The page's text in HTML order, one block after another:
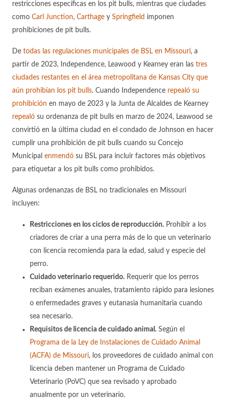
restricciones específicas en los pit bulls, mientras que ciudades
como Carl Junction, Carthage y Springfield imponen
prohibiciones de pit bulls.
De todas las regulaciones municipales de BSL en Missouri, a
partir de 2023, Independence, Leawood y Kearney eran las tres
ciudades restantes en el área metropolitana de Kansas City que
aún prohibían los pit bulls. Cuando Independence repealó su
prohibición en mayo de 2023 y la Junta de Alcaldes de Kearney
repealó su ordenanza de pit bulls en marzo de 2024, Leawood se
convirtió en la última ciudad en el condado de Johnson en hacer
cumplir una prohibición de pit bulls cuando su Concejo
Municipal enmendó su BSL para incluir factores más objetivos
para etiquetar a los pit bulls como prohibidos.
Algunas ordenanzas de BSL no tradicionales en Missouri
incluyen:
Restricciones en los ciclos de reproducción. Prohibir a los
criadores de criar a una perra más de lo que un veterinario
con licencia recomienda para la edad, salud y especie del
perro.
Cuidado veterinario requerido. Requerir que los perros
reciban exámenes anuales, tratamiento rápido para lesiones
o enfermedades graves y eutanasia humanitaria cuando
sea necesario.
Requisitos de licencia de cuidado animal. Según el
Programa de la Ley de Instalaciones de Cuidado Animal
(ACFA) de Missouri, los proveedores de cuidado animal con
licencia deben mantener un Programa de Cuidado
Veterinario (PoVC) que sea revisado y aprobado
anualmente por un veterinario.